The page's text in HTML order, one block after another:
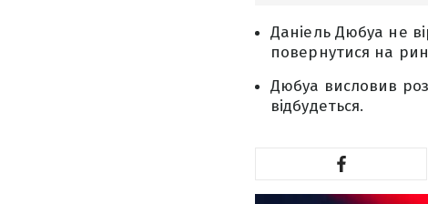
Даніель Дюбуа не
повернутися на
Дюбуа висловив
відбудеться.